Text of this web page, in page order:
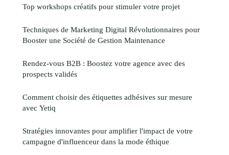
Top workshops créatifs pour stimuler votre projet
Techniques de Marketing Digital Révolutionnaires pour
Booster une Société de Gestion Maintenance
Rendez-vous B2B : Boostez votre agence avec des
prospects validés
Comment choisir des étiquettes adhésives sur mesure
avec Yetiq
Stratégies innovantes pour amplifier l'impact de votre
campagne d'influenceur dans la mode éthique